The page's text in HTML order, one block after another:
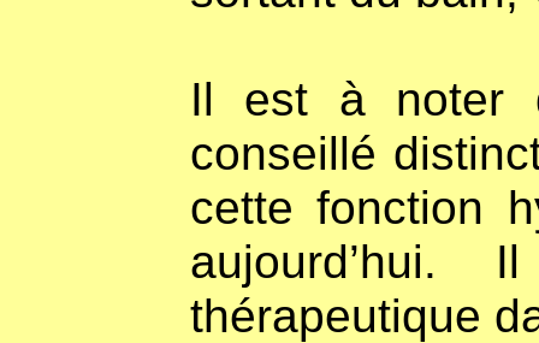
Il est à noter
conseillé
cette fonction
aujourd’hui.
thérapeutique